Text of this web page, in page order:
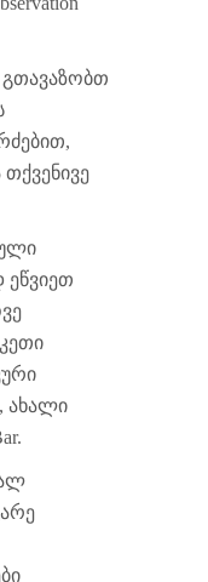
გთავაზობთ
ეწვიეთ
ახალი